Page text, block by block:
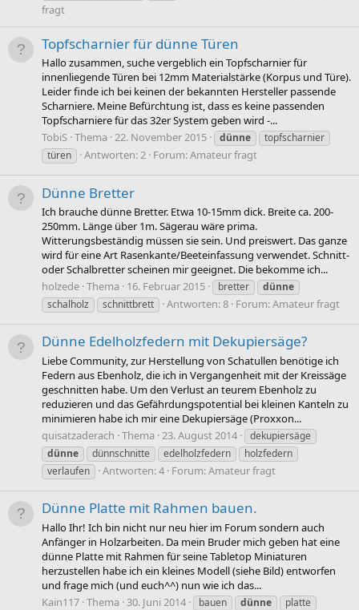
fragt
Topfscharnier für dünne Türen
Hallo zusammen, suche vergeblich ein Topfscharnier für
innenliegende Türen bei 12mm Materialstärke (Korpus und Türe).
Leider finde ich bei keinen der bekannten Hersteller passende
Scharniere. Meine Befürchtung ist, dass es keine passenden
Topfscharniere für das 32er System geben wird -...
TobiS Thema 22. November 2015 dünne
topfscharnier
türen
Antworten: 2 Forum:Amateur fragt
Dünne Bretter
Ich brauche dünne Bretter. Etwa 10-15mm dick. Breite ca. 200-
250mm. Länge über 1m. Sägerau wäre prima.
Witterungsbeständig müssen sie sein. Und preiswert. Das ganze
wird für eine Art Rasenkante/Beeteinfassung verwendet. Schnitt-
oder Schalbretter scheinen mir geeignet. Die bekomme ich...
holzede Thema 16. Februar 2015 bretter
dünne
schalholz
schnittbrett Antworten: 8 Forum:Amateur fragt
Dünne Edelholzfedern mit Dekupiersäge?
Liebe Community, zur Herstellung von Schatullen benötige ich
Federn aus Ebenholz, die ich in Vergangenheit mit der Kreissäge
geschnitten habe. Um den Verlust an teurem Ebenholz zu
reduzieren und das Gefährdungspotential bei kleinen Kanteln zu
minimieren habe ich mir eine Dekupiersäge (Proxxon...
quisatzaderach Thema 23. August 2014
dekupiersäge
dünne
dünnschnitte edelholzfedern
holzfedern
verlaufen
Antworten: 4 Forum:Amateur fragt
Dünne Platte mit Rahmen bauen.
Hallo Ihr! Ich bin nicht nur neu hier im Forum sondern auch
Anfänger in Holzarbeiten. Da mein Bruder mich geben hat eine
dünne Platte mit Rahmen für seine Tabletop Miniaturen
herzustellen habe ich ein kleines Modell (siehe Bild) entworfen
und frage mich (und euch^^) nun wie ich das...
Kain117 Thema 30. Juni 2014 bauen dünne
platte